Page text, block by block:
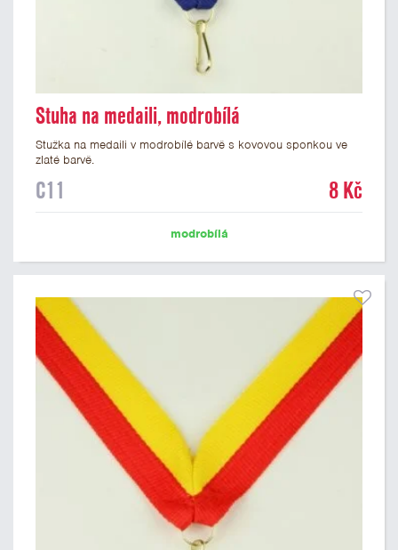
Stuha na medaili, modrobílá
Stužka na medaili v modrobílé barvě s kovovou sponkou ve
zlaté barvě.
C11 8 Kč
modrobílá